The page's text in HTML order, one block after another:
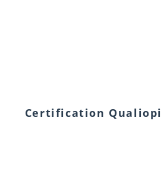
Certification Qualiopi